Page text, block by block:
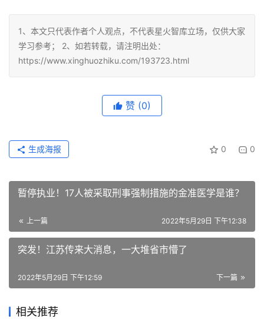
1、本文只代表作者个人观点，不代表星火智库立场，仅供大家
学习参考； 2、如若转载，请注明出处：
https://www.xinghuozhiku.com/193723.html
赞 (0)
0 0
生成海报
暂停执业！17人被采取刑事强制措施的金准医学是谁？
上一篇 2022年5月29日 下午12:38
突发！江苏传来大消息，一大堆省市懵了
下一篇
2022年5月29日 下午12:59
相关推荐